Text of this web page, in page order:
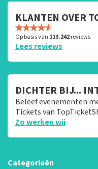
KLANTEN OVER
Op basis van 113.242reviews
Lees reviews
DICHTER BIJ...
Beleef evenementen
Tickets van
Zo werken wij
Categorieën